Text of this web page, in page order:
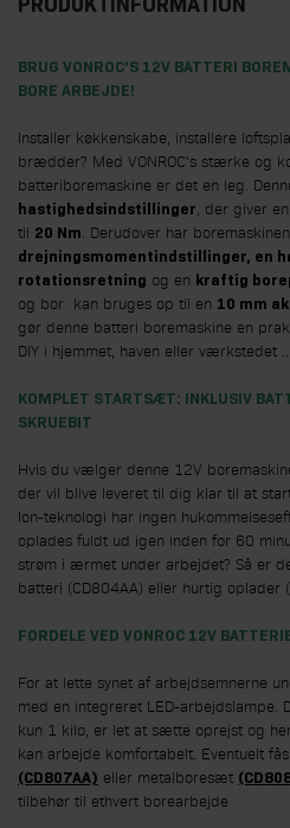
BRUG VONROC’S 12V BATTERI
BORE ARBEJDE!
Installer køkkenskabe, installere
brædder? Med VONROC's stærke og
batteriboremaskine er det en leg.
hastighedsindstillinger , der giver
til 20 Nm . Derudover har boremaskinen
drejningsmomentindstillinger, en
rotationsretning og en kraftig
og bor kan bruges op til en 10 mm
gør denne batteri boremaskine en
DIY i hjemmet, haven eller værkstedet
KOMPLET STARTSÆT: INKLUSIV
SKRUEBIT
Hvis du vælger denne 12V
der vil blive leveret til dig klar til at
Ion-teknologi har ingen
oplades fuldt ud igen inden for 60
strøm i ærmet under arbejdet? Så er
batteri (CD804AA) eller hurtig oplader
FORDELE VED VONROC 12V
For at lette synet af arbejdsemnerne
med en integreret LED-arbejdslampe.
kun 1 kilo, er let at sætte oprejst og
kan arbejde komfortabelt. Eventuelt
(CD807AA) eller metalboresæt
tilbehør til ethvert borearbejde